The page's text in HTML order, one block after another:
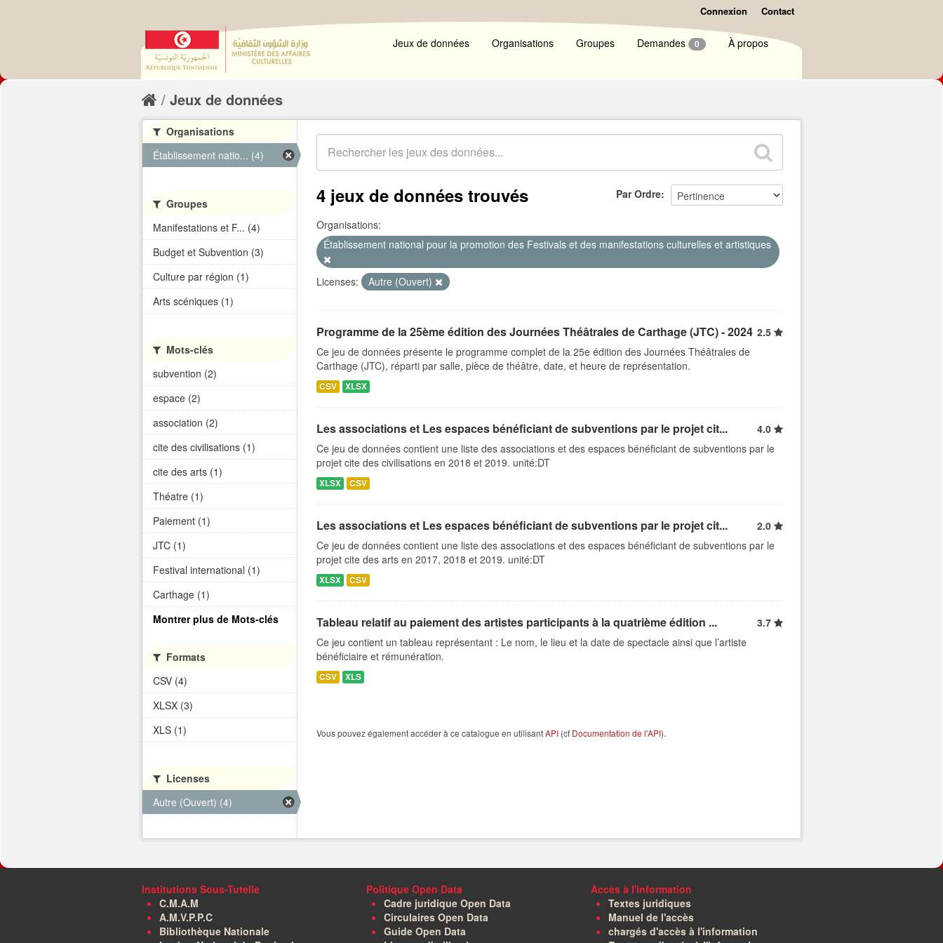
Connexion Contact
Jeux de données Organisations Groupes Demandes 0 À propos
Jeux de données
Par Ordre
4 jeux de données trouvés
Organisations:
Établissement national pour la promotion des Festivals et des manifestations culturelles et artistiques
Licenses: Autre (Ouvert)
Programme de la 25ème édition des Journées Théâtrales de Carthage (JTC) - 2024 2.5
Ce jeu de données présente le programme complet de la 25e édition des Journées Théâtrales de
Carthage (JTC), réparti par salle, pièce de théâtre, date, et heure de représentation.
CSV XLSX
Les associations et Les espaces bénéficiant de subventions par le projet cit...
4.0
Ce jeu de données contient une liste des associations et des espaces bénéficiant de subventions par le
projet cite des civilisations en 2018 et 2019. unité:DT
XLSX CSV
Les associations et Les espaces bénéficiant de subventions par le projet cit...
2.0
Ce jeu de données contient une liste des associations et des espaces bénéficiant de subventions par le
projet cite des arts en 2017, 2018 et 2019. unité:DT
XLSX CSV
Tableau relatif au paiement des artistes participants à la quatrième édition ...
3.7
Ce jeu contient un tableau représentant : Le nom, le lieu et la date de spectacle ainsi que l’artiste
bénéficiaire et rémunération.
CSV XLS
Vous pouvez également accéder à ce catalogue en utilisantAPI (cf Documentation de l'API).
Organisations
Établissement natio... (4)
Groupes
Manifestations et F... (4)
Budget et Subvention (3)
Culture par région (1)
Arts scéniques (1)
Mots-clés
subvention (2)
espace (2)
association (2)
cite des civilisations (1)
cite des arts (1)
Théatre (1)
Paiement (1)
JTC (1)
Festival international (1)
Carthage (1)
Montrer plus de Mots-clés
Formats
CSV (4)
XLSX (3)
XLS (1)
Licenses
Autre (Ouvert) (4)
Institutions Sous-Tutelle
C.M.A.M
A.M.V.P.P.C
Bibliothèque Nationale
Politique Open Data
Cadre juridique Open Data
Circulaires Open Data
Guide Open Data
Accès à l'information
Textes juridiques
Manuel de l'accès
chargés d'accès à l'information